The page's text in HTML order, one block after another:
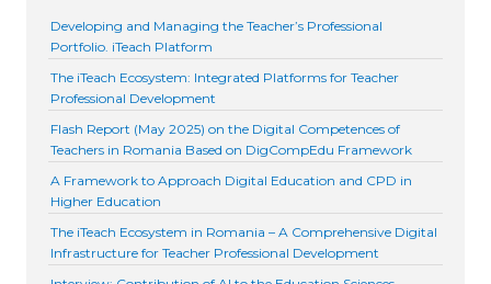
Developing and Managing the Teacher’s Professional
Portfolio. iTeach Platform
The iTeach Ecosystem: Integrated Platforms for Teacher
Professional Development
Flash Report (May 2025) on the Digital Competences of
Teachers in Romania Based on DigCompEdu Framework
A Framework to Approach Digital Education and CPD in
Higher Education
The iTeach Ecosystem in Romania – A Comprehensive Digital
Infrastructure for Teacher Professional Development